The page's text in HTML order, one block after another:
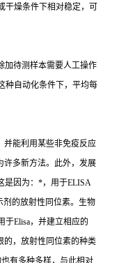
燥条件下相对稳定，可
加待测样本需要人工操作
种自动化条件下，平均每
并能利用某些非免疫反应
许多新方法。此外，发展
因为： *，用于ELISA
剂的放射性同位素。生物
于Elisa，并建立相应的
的，放射性同位素的种类
有多种多样，与此相对